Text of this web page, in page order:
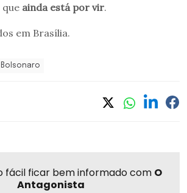
ainda está por vir.
em Brasília.
Bolsonaro
fácil ficar bem informado com O
Antagonista